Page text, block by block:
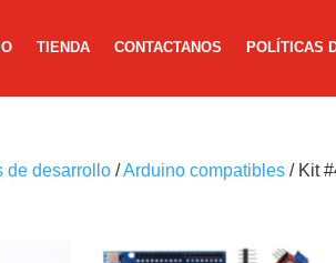
TIENDA CONTACTANOS POLÍTICAS
de desarrollo /Arduino compatibles / Kit